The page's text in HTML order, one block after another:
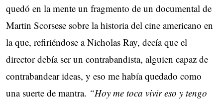
quedó en la mente un fragmento de un documental de
Martin Scorsese sobre la historia del cine americano en
la que, refiriéndose a Nicholas Ray, decía que el
director debía ser un contrabandista, alguien capaz de
contrabandear ideas, y eso me había quedado como
una suerte de mantra. “Hoy me toca vivir eso y tengo